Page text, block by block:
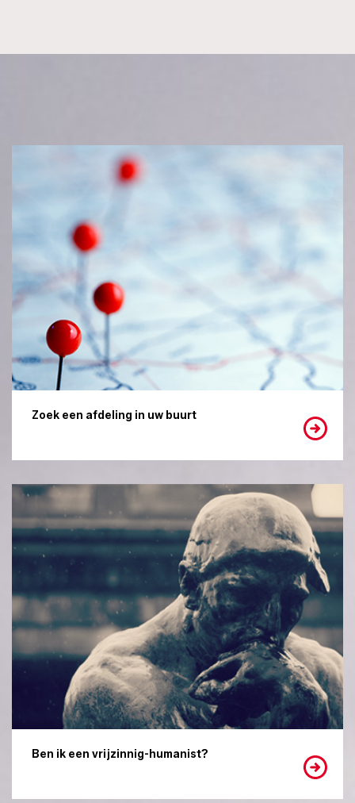
Zoek een afdeling in uw buurt
Ben ik een vrijzinnig-humanist?